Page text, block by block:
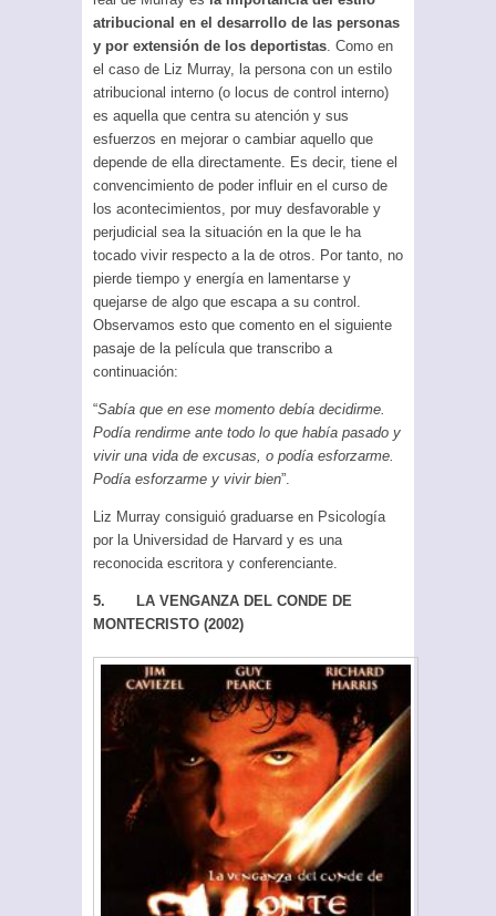
atribucional en el desarrollo de las personas
y por extensión de los deportistas. Como en
el caso de Liz Murray, la persona con un estilo
atribucional interno (o locus de control interno)
es aquella que centra su atención y sus
esfuerzos en mejorar o cambiar aquello que
depende de ella directamente. Es decir, tiene el
convencimiento de poder influir en el curso de
los acontecimientos, por muy desfavorable y
perjudicial sea la situación en la que le ha
tocado vivir respecto a la de otros. Por tanto, no
pierde tiempo y energía en lamentarse y
quejarse de algo que escapa a su control.
Observamos esto que comento en el siguiente
pasaje de la película que transcribo a
continuación:
“Sabía que en ese momento debía decidirme.
Podía rendirme ante todo lo que había pasado y
vivir una vida de excusas, o podía esforzarme.
Podía esforzarme y vivir bien”.
Liz Murray consiguió graduarse en Psicología
por la Universidad de Harvard y es una
reconocida escritora y conferenciante.
5. LA VENGANZA DEL CONDE DE
MONTECRISTO (2002)